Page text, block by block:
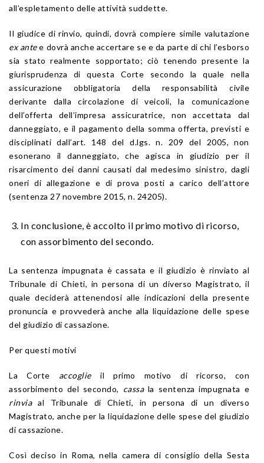
all’espletamento delle attività suddette.
Il giudice di rinvio, quindi, dovrà compiere simile valutazione
ex antee dovrà anche accertare se e da parte di chi l’esborso
sia stato realmente sopportato; ciò tenendo presente la
giurisprudenza di questa Corte secondo la quale nella
assicurazione obbligatoria della responsabilità civile
derivante dalla circolazione di veicoli, la comunicazione
dell’offerta dell’impresa assicuratrice, non accettata dal
danneggiato, e il pagamento della somma offerta, previsti e
disciplinati dall’art. 148 del d.lgs. n. 209 del 2005, non
esonerano il danneggiato, che agisca in giudizio per il
risarcimento dei danni causati dal medesimo sinistro, dagli
oneri di allegazione e di prova posti a carico dell’attore
(sentenza 27 novembre 2015, n. 24205).
In conclusione, è accolto il primo motivo di ricorso,
con assorbimento del secondo.
La sentenza impugnata è cassata e il giudizio è rinviato al
Tribunale di Chieti, in persona di un diverso Magistrato, il
quale deciderà attenendosi alle indicazioni della presente
pronuncia e provvederà anche alla liquidazione delle spese
del giudizio di cassazione.
Per questi motivi
La Corte accoglieil primo motivo di ricorso, con
assorbimento del secondo, cassa la sentenza impugnata e
rinviaal Tribunale di Chieti, in persona di un diverso
Magistrato, anche per la liquidazione delle spese del giudizio
di cassazione.
Così deciso in Roma, nella camera di consiglio della Sesta